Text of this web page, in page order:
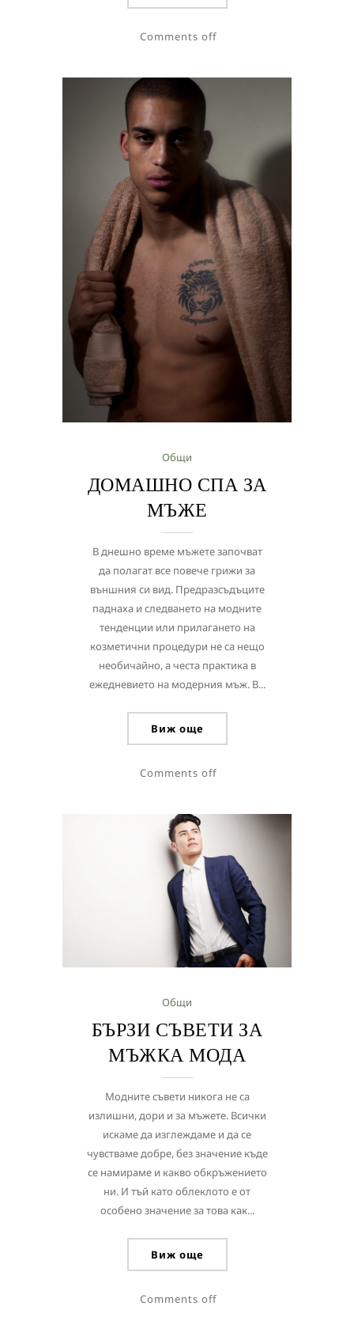
Comments off
Общи
ДОМАШНО СПА ЗА
МЪЖЕ
В днешно време мъжете започват
да полагат все повече грижи за
външния си вид. Предразсъдъците
паднаха и следването на модните
тенденции или прилагането на
козметични процедури не са нещо
необичайно, а честа практика в
ежедневието на модерния мъж. В...
Виж още
Comments off
Общи
БЪРЗИ СЪВЕТИ ЗА
МЪЖКА МОДА
Модните съвети никога не са
излишни, дори и за мъжете. Всички
искаме да изглеждаме и да се
чувстваме добре, без значение къде
се намираме и какво обкръжението
ни. И тъй като облеклото е от
особено значение за това как...
Виж още
Comments off